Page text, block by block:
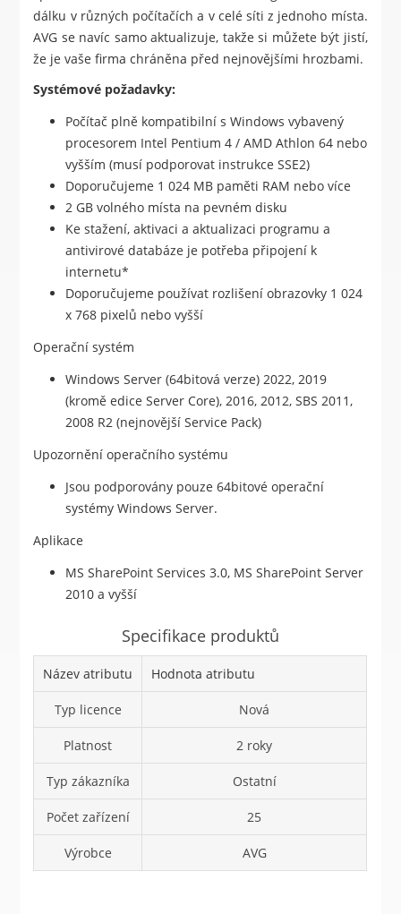
dálku v různých počítačích a v celé síti z jednoho místa.
AVG se navíc samo aktualizuje, takže si můžete být jistí,
že je vaše firma chráněna před nejnovějšími hrozbami.
Systémové požadavky:
Počítač plně kompatibilní s Windows vybavený
procesorem Intel Pentium 4 / AMD Athlon 64 nebo
vyšším (musí podporovat instrukce SSE2)
Doporučujeme 1 024 MB paměti RAM nebo více
2 GB volného místa na pevném disku
Ke stažení, aktivaci a aktualizaci programu a
antivirové databáze je potřeba připojení k
internetu*
Doporučujeme používat rozlišení obrazovky 1 024
x 768 pixelů nebo vyšší
Operační systém
Windows Server (64bitová verze) 2022, 2019
(kromě edice Server Core), 2016, 2012, SBS 2011,
2008 R2 (nejnovější Service Pack)
Upozornění operačního systému
Jsou podporovány pouze 64bitové operační
systémy Windows Server.
Aplikace
MS SharePoint Services 3.0, MS SharePoint Server
2010 a vyšší
Specifikace produktů
Název atributu Hodnota atributu
Typ licence Nová
Platnost 2 roky
Typ zákazníka Ostatní
Počet zařízení 25
Výrobce AVG